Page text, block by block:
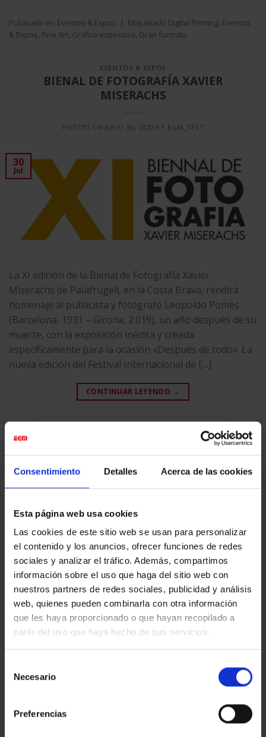
Consentimiento Detalles Acerca de las cookies
Esta página web usa cookies
Las cookies de este sitio web se usan para personalizar
el contenido y los anuncios, ofrecer funciones de redes
sociales y analizar el tráfico. Además, compartimos
información sobre el uso que haga del sitio web con
nuestros partners de redes sociales, publicidad y análisis
web, quienes pueden combinarla con otra información
que les haya proporcionado o que hayan recopilado a
partir del uso que haya hecho de sus servicios.
Necesario
Preferencias
Publicado en Eventos & Expos | Etiquetado Digital Printing, Eventos
& Expos, Fine Art, Gráfica expositiva, Gran formato
EVENTOS & EXPOS
BIENAL DE FOTOGRAFÍA XAVIER
MISERACHS
POSTED ON JULIO 30, 2020 BY EGM_TEST
30
Jul
La XI edición de la Bienal de Fotografía Xavier
Miserachs de Palafrugell, en la Costa Brava, rendirá
homenaje al publicista y fotógrafo Leopoldo Pomés
(Barcelona, 1931 – Girona, 2.019), un año después de su
muerte, con la exposición inédita y creada
específicamente para la ocasión «Después de todo«. La
nueva edición del Festival Internacional de […]
CONTINUAR LEYENDO →
Eventos & Expos,Fine
Art,Impresión fotográfica
EVENTOS & EXPOS
ACCIÓN. UNA HISTORIA PROVISIONAL
POSTED ON JULIO 29, 2020 BYEGM_TEST
29
La nueva muestra que presenta el Museu d’Art